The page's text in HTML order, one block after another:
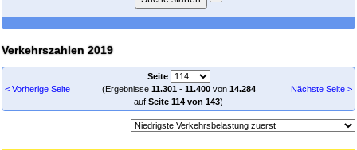
Verkehrszahlen 2019
< Vorherige Seite
Seite
(Ergebnisse 11.301- 11.400von 14.284
auf Seite 114 von 143)
Nächste Seite >